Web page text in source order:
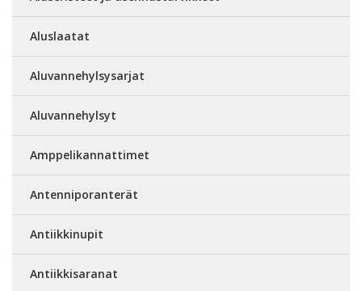
Aluslaatat
Aluvannehylsysarjat
Aluvannehylsyt
Amppelikannattimet
Antenniporanterät
Antiikkinupit
Antiikkisaranat